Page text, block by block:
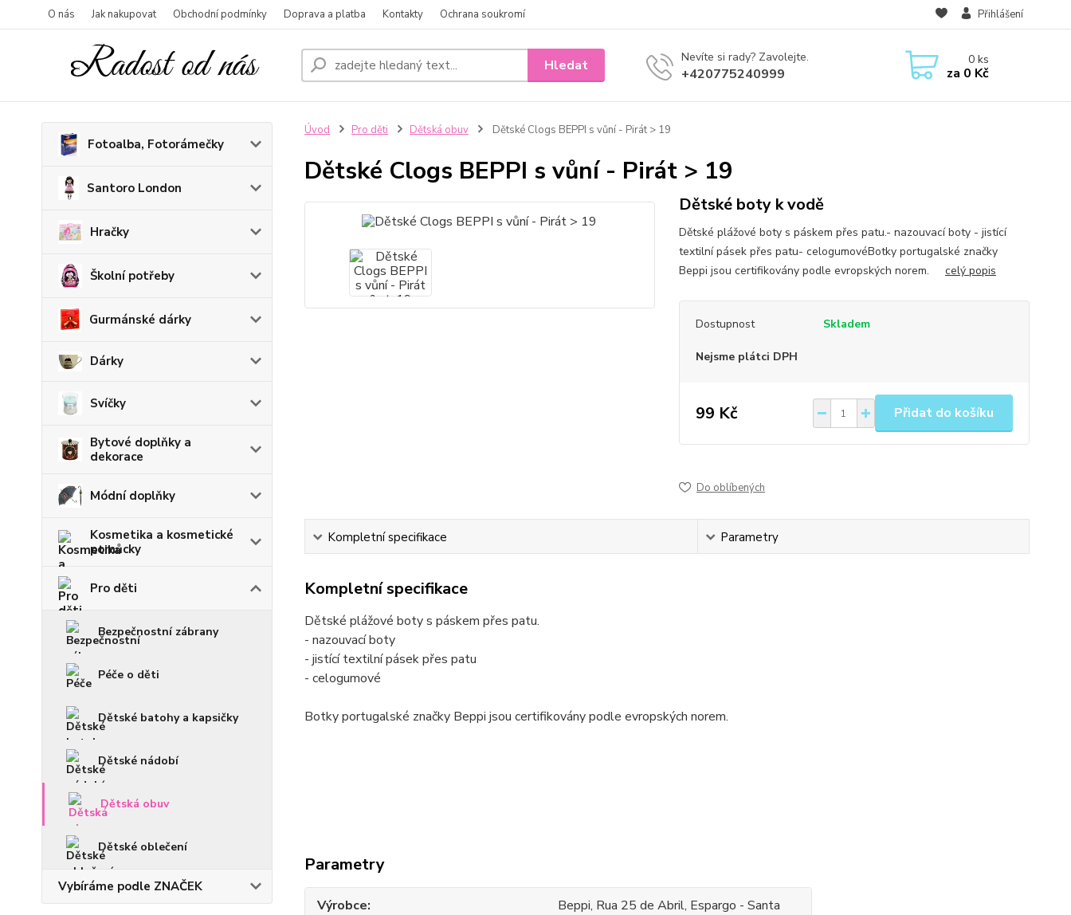
O nás Jak nakupovat Obchodní podmínky Doprava a platba Kontakty Ochrana soukromí Přihlášení
Hledat Nevíte si rady? Zavolejte.
+420775240999
0ks
za 0 Kč
Fotoalba, Fotorámečky
Santoro London
Hračky
Školní potřeby
Gurmánské dárky
Dárky
Svíčky
Bytové doplňky a
dekorace
Módní doplňky
Kosmetika a kosmetické
pomůcky
Pro děti
Bezpečnostní zábrany
Péče o děti
Dětské batohy a kapsičky
Dětské nádobí
Dětská obuv
Dětské oblečení
Vybíráme podle ZNAČEK
Úvod Pro děti Dětská obuv Dětské Clogs BEPPI s vůní - Pirát > 19
Dětské Clogs BEPPI s vůní - Pirát > 19
Dětské boty k vodě
Dětské plážové boty s páskem přes patu.- nazouvací boty - jistící
textilní pásek přes patu- celogumovéBotky portugalské značky
Beppi jsou certifikovány podle evropských norem. celý popis
Dostupnost Skladem
Nejsme plátci DPH
99 Kč Přidat do košíku
Do oblíbených
Kompletní specifikace Parametry
Kompletní specifikace
Dětské plážové boty s páskem přes patu.
- nazouvací boty
- jistící textilní pásek přes patu
- celogumové
Botky portugalské značky Beppi jsou certifikovány podle evropských norem.
Parametry
Výrobce
Beppi, Rua 25 de Abril, Espargo - Santa